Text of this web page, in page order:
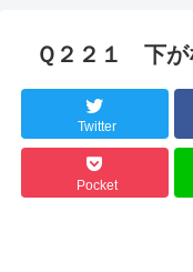
Ｑ２２１ 下が
Twitter
Pocket